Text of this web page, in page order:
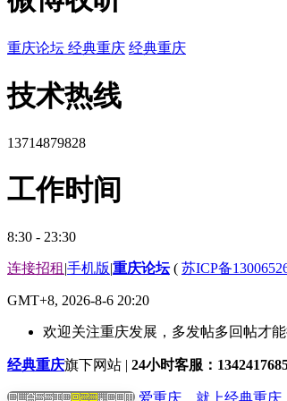
重庆论坛 经典重庆 经典重庆
技术热线
13714879828
工作时间
8:30 - 23:30
连接招租 |手机版|重庆论坛( 苏ICP备
GMT+8, 2026-8-6 20:20
欢迎关注重庆发展，多发帖多回帖才
经典重庆旗下网站 | 24小时客服：